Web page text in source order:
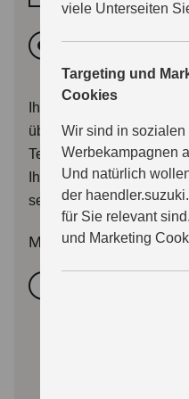
viele Unterseiten
Targeting und
Cookies
Wir sind in
Werbekampagnen
Und natürlich
der
für Sie relevant
und Marketing
Vormittags
Ihr Terminwunsch wird
übermittelt. Sie erhalten
Terminbestätigung, oder
Ihnen zwecks
setzen.
Modellwunsch*